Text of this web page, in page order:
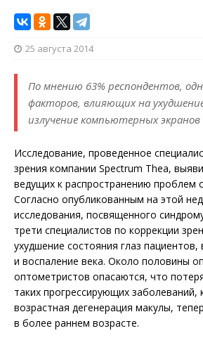
25 августа 2014
По мнению 63% респондентов,
факторов, влияющих на
излучение компьютерных экранов
Исследование, проведенное
зрения компании Spectrum Thea,
ведущих к распространению проблем
Согласно опубликованным на этой
исследования, посвященного
трети специалистов по коррекции
ухудшение состояния глаз пациентов,
и воспаление века. Около половины
оптометристов опасаются, что
таких прогрессирующих заболеваний,
возрастная дегенерация макулы,
в более раннем возрасте.